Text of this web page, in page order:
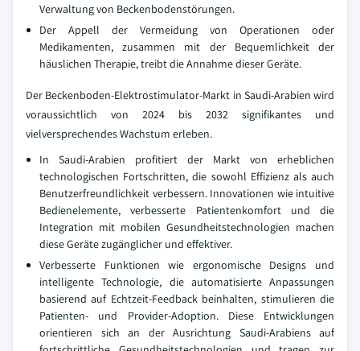
Verwaltung von Beckenbodenstörungen.
Der Appell der Vermeidung von Operationen oder
Medikamenten, zusammen mit der Bequemlichkeit der
häuslichen Therapie, treibt die Annahme dieser Geräte.
Der Beckenboden-Elektrostimulator-Markt in Saudi-Arabien wird
voraussichtlich von 2024 bis 2032 signifikantes und
vielversprechendes Wachstum erleben.
In Saudi-Arabien profitiert der Markt von erheblichen
technologischen Fortschritten, die sowohl Effizienz als auch
Benutzerfreundlichkeit verbessern. Innovationen wie intuitive
Bedienelemente, verbesserte Patientenkomfort und die
Integration mit mobilen Gesundheitstechnologien machen
diese Geräte zugänglicher und effektiver.
Verbesserte Funktionen wie ergonomische Designs und
intelligente Technologie, die automatisierte Anpassungen
basierend auf Echtzeit-Feedback beinhalten, stimulieren die
Patienten- und Provider-Adoption. Diese Entwicklungen
orientieren sich an der Ausrichtung Saudi-Arabiens auf